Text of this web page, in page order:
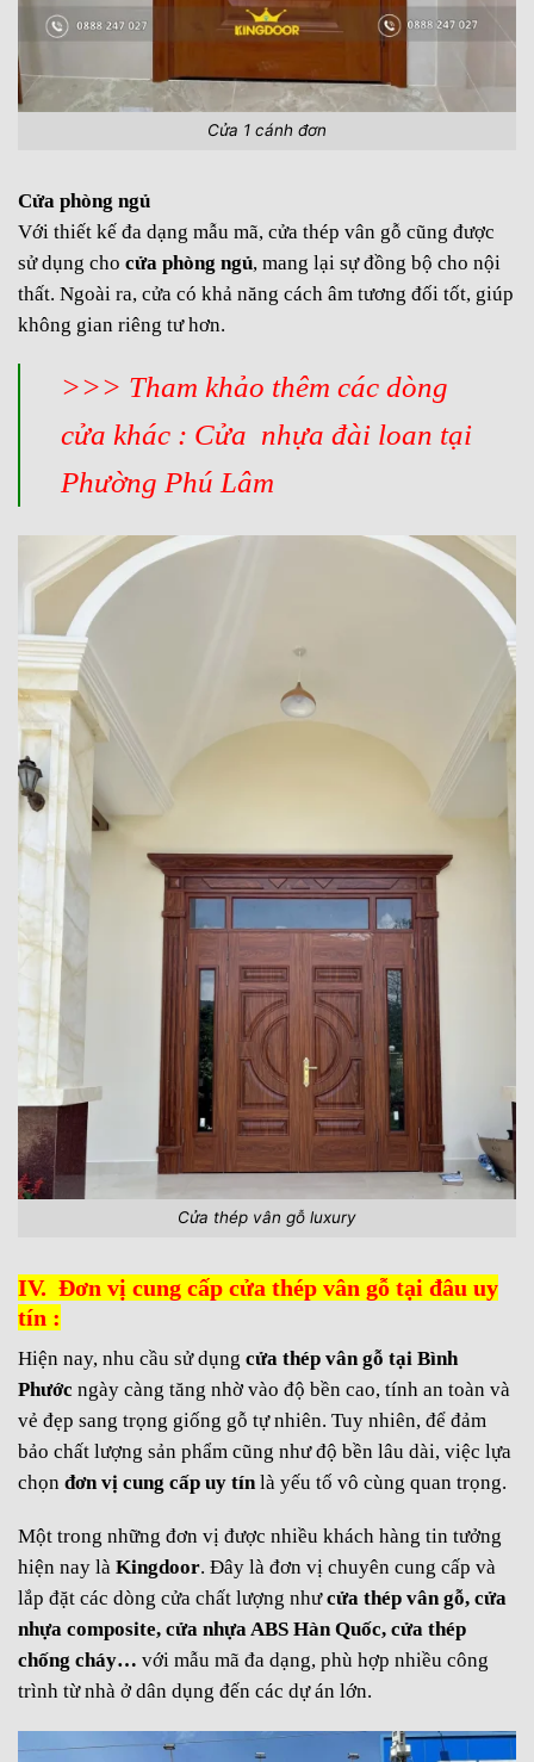
Cửa 1 cánh đơn
Cửa phòng ngủ
Với thiết kế đa dạng mẫu mã, cửa thép vân gỗ cũng được
sử dụng cho cửa phòng ngủ, mang lại sự đồng bộ cho nội
thất. Ngoài ra, cửa có khả năng cách âm tương đối tốt, giúp
không gian riêng tư hơn.
>>> Tham khảo thêm các dòng
cửa khác : Cửa nhựa đài loan tại
Phường Phú Lâm
Cửa thép vân gỗ luxury
IV. Đơn vị cung cấp cửa thép vân gỗ tại đâu uy
tín :
Hiện nay, nhu cầu sử dụng cửa thép vân gỗ tại Bình
Phước ngày càng tăng nhờ vào độ bền cao, tính an toàn và
vẻ đẹp sang trọng giống gỗ tự nhiên. Tuy nhiên, để đảm
bảo chất lượng sản phẩm cũng như độ bền lâu dài, việc lựa
chọn đơn vị cung cấp uy tín là yếu tố vô cùng quan trọng.
Một trong những đơn vị được nhiều khách hàng tin tưởng
hiện nay là Kingdoor. Đây là đơn vị chuyên cung cấp và
lắp đặt các dòng cửa chất lượng nhưcửa thép vân gỗ, cửa
nhựa composite, cửa nhựa ABS Hàn Quốc, cửa thép
chống cháy… với mẫu mã đa dạng, phù hợp nhiều công
trình từ nhà ở dân dụng đến các dự án lớn.